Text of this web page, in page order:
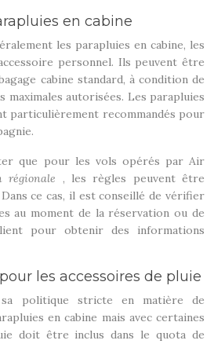
en cabine
les parapluies en cabine, les
personnel. Ils peuvent être
cabine standard, à condition de
maximales autorisées. Les parapluies
particulièrement recommandés pour
que pour les vols opérés par Air
régionale , les règles peuvent être
ce cas, il est conseillé de vérifier
au moment de la réservation ou de
pour obtenir des informations
les accessoires de pluie
sa politique stricte en matière de
en cabine mais avec certaines
doit être inclus dans le quota de